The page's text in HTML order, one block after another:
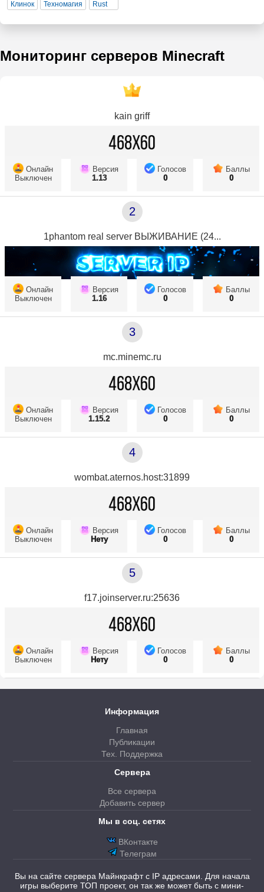
Клинок Техномагия Rust
Мониторинг серверов Minecraft
kain griff
Онлайн
Выключен
Версия
1.13
Голосов
0
Баллы
0
2
1phantom real server ВЫЖИВАНИЕ (24...
Онлайн
Выключен
Версия
1.16
Голосов
0
Баллы
0
3
mc.minemc.ru
Онлайн
Выключен
Версия
1.15.2
Голосов
0
Баллы
0
4
wombat.aternos.host:31899
Онлайн
Выключен
Версия
Нету
Голосов
0
Баллы
0
5
f17.joinserver.ru:25636
Онлайн
Выключен
Версия
Нету
Голосов
0
Баллы
0
Информация
Главная
Публикации
Тех. Поддержка
Сервера
Все сервера
Добавить сервер
Мы в соц. сетях
ВКонтакте
Телеграм
Вы на сайте сервера Майнкрафт с IP адресами. Для начала
игры выберите ТОП проект, он так же может быть с мини-